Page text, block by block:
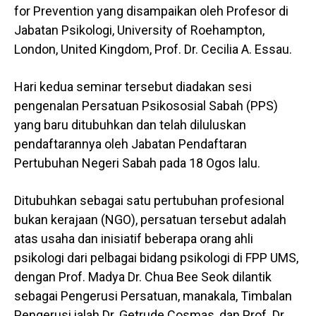
for Prevention yang disampaikan oleh Profesor di
Jabatan Psikologi, University of Roehampton,
London, United Kingdom, Prof. Dr. Cecilia A. Essau.
Hari kedua seminar tersebut diadakan sesi
pengenalan Persatuan Psikososial Sabah (PPS)
yang baru ditubuhkan dan telah diluluskan
pendaftarannya oleh Jabatan Pendaftaran
Pertubuhan Negeri Sabah pada 18 Ogos lalu.
Ditubuhkan sebagai satu pertubuhan profesional
bukan kerajaan (NGO), persatuan tersebut adalah
atas usaha dan inisiatif beberapa orang ahli
psikologi dari pelbagai bidang psikologi di FPP UMS,
dengan Prof. Madya Dr. Chua Bee Seok dilantik
sebagai Pengerusi Persatuan, manakala, Timbalan